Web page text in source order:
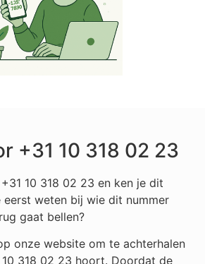
+31 10 318 02 23
10 318 02 23 en ken je dit
eerst weten bij wie dit nummer
gaat bellen?
onze website om te achterhalen
10 318 02 23 hoort. Doordat de